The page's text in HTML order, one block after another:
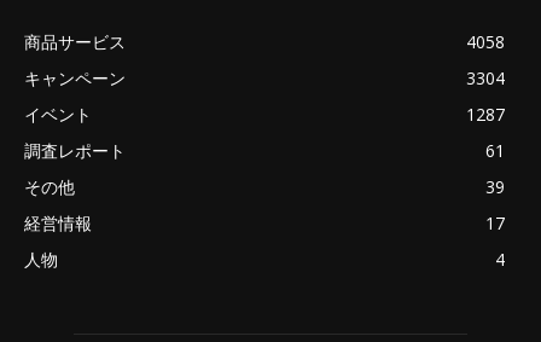
商品サービス
4058
キャンペーン
3304
イベント
1287
調査レポート
61
その他
39
経営情報
17
人物
4